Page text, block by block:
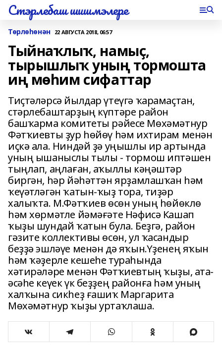
Стэрлебаш шишмэлере
Төрлөһөнән 22 АВГУСТА 2018, 06:57
Тыйнаҡлыҡ, намыҫ,
тырышлыҡ уның тормошта
иң мөһим сифаттар
Тиҫтәләрсә йылдар үтеүгә ҡарамаҫтан,
стәрлебаштарҙың күптәре район
башҡарма комитеты рәйесе Мөхәмәтнур
Фәтҡиевты ҙур һөйөү һәм ихтирам менән
иҫкә ала. Ниндәй ҙә уңышлы ир артында
уның ышаныслы тылы - тормош иптәшен
тыңлап, аңлаған, аҡыллы кәңәштәр
биргән, һәр йәһәттән ярҙамлашҡан һәм
ҡеүәтләгән ҡатын-ҡыҙ тора, тиҙәр
халыҡта. М.Фәтҡиев өсөн уның һөйөклө
һәм хөрмәтле йәмәғәте Нәфисә Кашап
ҡыҙы шундай ҡатын була. Беҙгә, район
гәзите коллективы өсөн, ул ҡасандыр
беҙҙә эшләүе менән дә яҡын.Үҙенең яҡын
һәм ҡәҙерле кешеһе тураһында
хәтирәләре менән Фәтҡиевтың ҡыҙы, ата-
әсәһе кеүек үк беҙҙең районға һәм уның
халҡына сикһеҙ ғашиҡ Маргарита
Мөхәмәтнур ҡыҙы уртаҡлаша.